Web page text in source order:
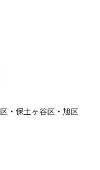
・保土ヶ谷区・旭区